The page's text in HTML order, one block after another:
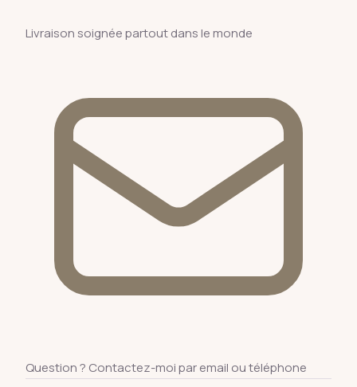
Livraison soignée partout dans le monde
Question ? Contactez-moi par email ou téléphone